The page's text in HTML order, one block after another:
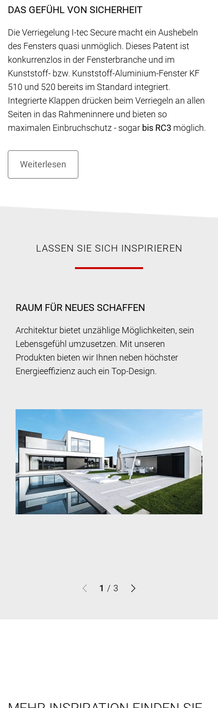
DAS GEFÜHL VON SICHERHEIT
Die Verriegelung I-tec Secure macht ein Aushebeln
des Fensters quasi unmöglich. Dieses Patent ist
konkurrenzlos in der Fensterbranche und im
Kunststoff- bzw. Kunststoff-Aluminium-Fenster KF
510 und 520 bereits im Standard integriert.
Integrierte Klappen drücken beim Verriegeln an allen
Seiten in das Rahmeninnere und bieten so
maximalen Einbruchschutz - sogar bis RC3 möglich.
LASSEN SIE SICH INSPIRIEREN
RAUM FÜR NEUES SCHAFFEN
Architektur bietet unzählige Möglichkeiten, sein
Lebensgefühl umzusetzen. Mit unseren
Produkten bieten wir Ihnen neben höchster
Energieeffizienz auch ein Top-Design.
1 / 3